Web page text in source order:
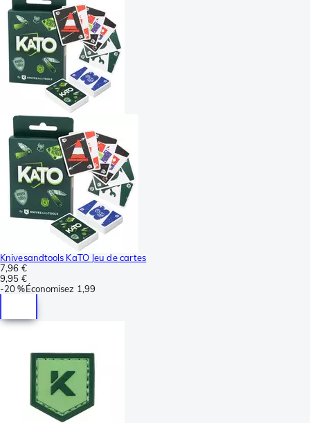
Knivesandtools KaTO Jeu de cartes
7,96 €
9,95 €
-20 %Économisez 1,99